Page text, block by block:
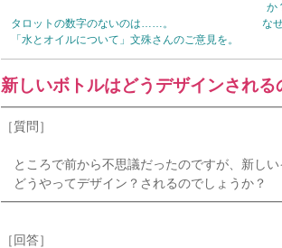
か
タロットの数字のないのは……。
な
「水とオイルについて」文殊さんのご意見を。
新しいボトルはどうデザインされる
［質問］
ところで前から不思議だったのですが、新し
どうやってデザイン？されるのでしょうか？
［回答］